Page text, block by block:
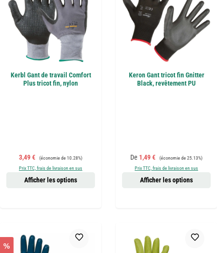
Kerbl Gant de travail Comfort
Plus tricot fin, nylon
Prix de vente :
3,49 € Prix régulier :
(économie de 10.28%)
Prix TTC, frais de livraison en sus
Afficher les options
Keron Gant tricot fin Gnitter
Black, revêtement PU
Prix de vente :
De 1,49 € Prix régulier :
(économie de 25.13%)
Prix TTC, frais de livraison en sus
Afficher les options
%